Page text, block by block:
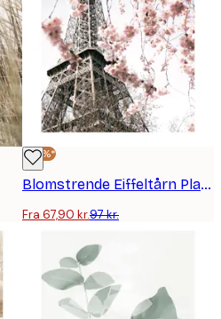
-30%*
Blomstrende Eiffeltårn Plakat
Fra 67,90 kr.97 kr.